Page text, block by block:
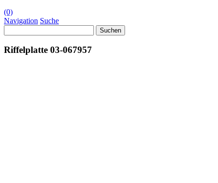
(0)
Navigation Suche
nach:
Riffelplatte 03-067957